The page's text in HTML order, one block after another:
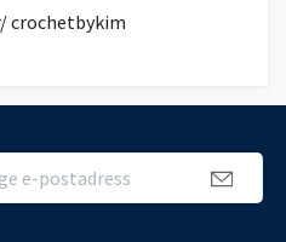
crochetbykim